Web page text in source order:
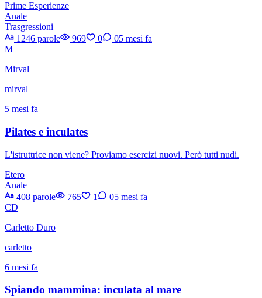
Prime Esperienze
Anale
Trasgressioni
1246 parole
969 0 05 mesi fa
M
Mirval
mirval
5 mesi fa
Pilates e inculates
L'istruttrice non viene? Proviamo esercizi nuovi. Però tutti nudi.
Etero
Anale
408 parole
765 1 05 mesi fa
CD
Carletto Duro
carletto
6 mesi fa
Spiando mammina: inculata al mare